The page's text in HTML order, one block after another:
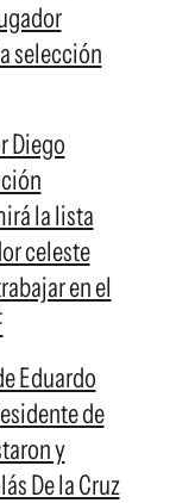
selección
Diego
la lista
celeste
en el
Eduardo
de
y
De la Cruz